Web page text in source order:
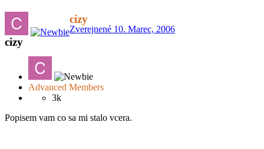
cizy
Zverejnené 10. Marec, 2006
cizy
Advanced Members
3k
Popisem vam co sa mi stalo vcera.